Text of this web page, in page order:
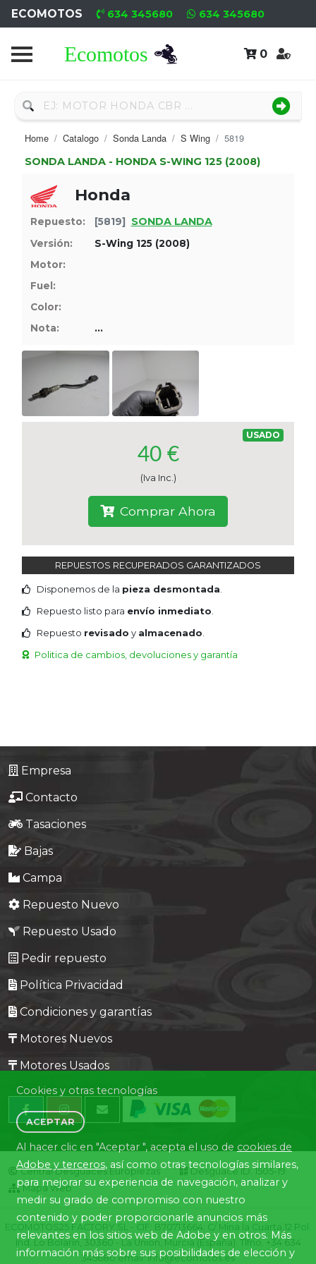
ECOMOTOS 634 345680 634 345680
0
Home
Nuevo
Campa
Motores
Nuevos
Motores
Usados
Tasaciones
Formulario
Empresa
Home Catalogo Sonda Landa S Wing 5819
SONDA LANDA - HONDA S-WING 125 (2008)
Honda
Repuesto: [5819] SONDA LANDA
Versión:
S-Wing 125 (2008)
Motor:
Fuel:
Color:
Nota:
...
USADO
40 €
(Iva Inc.)
Comprar Ahora
REPUESTOS RECUPERADOS GARANTIZADOS
Disponemos de la pieza desmontada
Repuesto listo para envío inmediato
Repuesto revisado y almacenado
Politica de cambios, devoluciones y garantía
Empresa
Contacto
Tasaciones
Bajas
Campa
Repuesto Nuevo
Repuesto Usado
Pedir repuesto
Política Privacidad
Condiciones y garantías
Motores Nuevos
Motores Usados
Central Desguaces Europiezas
Desguace ID. 1505-19
Mapa Web
ECOMOTOS25 FACTORY SL - CIF: B70713664. C/ Mina la Cuarta,12 Pol.
Ind. Lo Bolarín, 30360 - La Union, Murcia (España). Tlfno. +34 634
345680 email: info@ecomotos.es
Cookies y otras tecnologías
ACEPTAR
Al hacer clic en "Aceptar ", acepta el uso de cookies de
Adobe y terceros, así como otras tecnologías similares,
para mejorar su experiencia de navegación, analizar y
medir su grado de compromiso con nuestro
contenido y poder proporcionarle anuncios más
relevantes en los sitios web de Adobe y en otros. Más
información más sobre sus posibilidades de elección y